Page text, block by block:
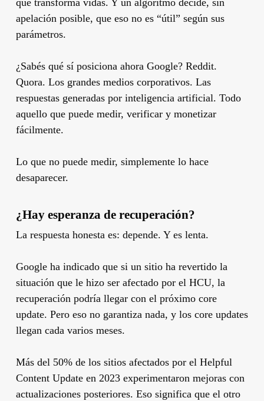
apelación posible, que eso no es “útil” según sus
parámetros.
¿Sabés qué sí posiciona ahora Google? Reddit.
Quora. Los grandes medios corporativos. Las
respuestas generadas por inteligencia artificial. Todo
aquello que puede medir, verificar y monetizar
fácilmente.
Lo que no puede medir, simplemente lo hace
desaparecer.
¿Hay esperanza de recuperación?
La respuesta honesta es: depende. Y es lenta.
Google ha indicado que si un sitio ha revertido la
situación que le hizo ser afectado por el HCU, la
recuperación podría llegar con el próximo core
update. Pero eso no garantiza nada, y los core updates
llegan cada varios meses.
Más del 50% de los sitios afectados por el Helpful
Content Update en 2023 experimentaron mejoras con
actualizaciones posteriores. Eso significa que el otro